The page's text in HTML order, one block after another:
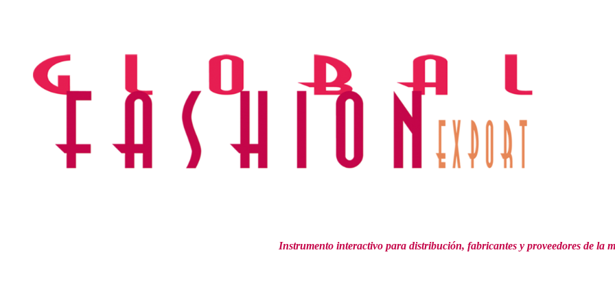
Instrumento interactivo para distribución, fabricantes y proveedores de la